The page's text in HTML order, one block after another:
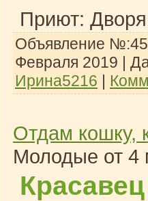
Приют:
Объявление
Февраля 2019 |
Ирина5216 |
Отдам кошку,
Молодые от 4